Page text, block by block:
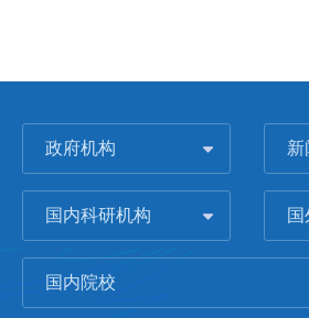
政府机构 新
国内科研机构
国内院校